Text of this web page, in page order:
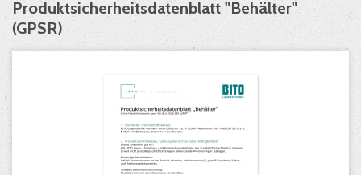
Produktsicherheitsdatenblatt "Behälter"
(GPSR)